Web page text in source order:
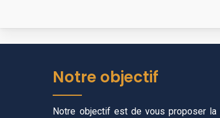
Notre objectif
Notre objectif est de vous proposer la